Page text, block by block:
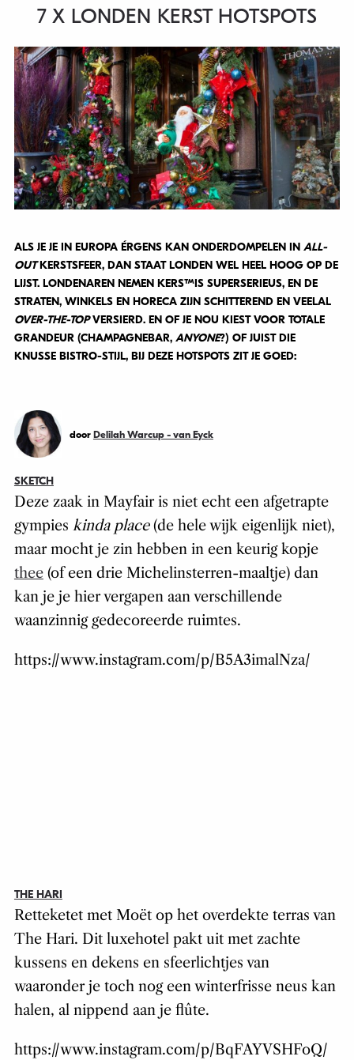
7 X LONDEN KERST HOTSPOTS
ALS JE JE IN EUROPA ÉRGENS KAN ONDERDOMPELEN IN ALL-
OUTKERSTSFEER, DAN STAAT LONDEN WEL HEEL HOOG OP DE
LIJST. LONDENAREN NEMEN KERSTMIS SUPERSERIEUS, EN DE
STRATEN, WINKELS EN HORECA ZIJN SCHITTEREND EN VEELAL
OVER-THE-TOPVERSIERD. EN OF JE NOU KIEST VOOR TOTALE
GRANDEUR (CHAMPAGNEBAR, ANYONE?) OF JUIST DIE
KNUSSE BISTRO-STIJL, BIJ DEZE HOTSPOTS ZIT JE GOED:
door Delilah Warcup - van Eyck
SKETCH
Deze zaak in Mayfair is niet echt een afgetrapte
gympies kinda place(de hele wijk eigenlijk niet),
maar mocht je zin hebben in een keurig kopje
thee(of een drie Michelinsterren-maaltje) dan
kan je je hier vergapen aan verschillende
waanzinnig gedecoreerde ruimtes.
https://www.instagram.com/p/B5A3imalNza/
THE HARI
Retteketet met Moët op het overdekte terras van
The Hari. Dit luxehotel pakt uit met zachte
kussens en dekens en sfeerlichtjes van
waaronder je toch nog een winterfrisse neus kan
halen, al nippend aan je flûte.
https://www.instagram.com/p/BqFAYVSHFoQ/